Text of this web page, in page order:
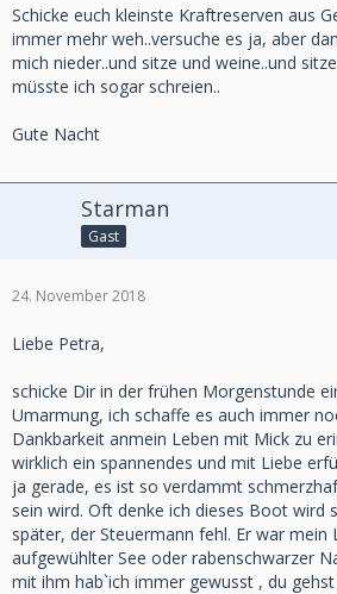
Schicke euch kleinste Kraftreserven aus
immer mehr weh..versuche es ja, aber
mich nieder..und sitze und weine..und
müsste ich sogar schreien..
Gute Nacht
Starman
Gast
24. November 2018
Liebe Petra,
schicke Dir in der frühen Morgenstunde
Umarmung, ich schaffe es auch immer
Dankbarkeit anmein Leben mit Mick zu
wirklich ein spannendes und mit Liebe
ja gerade, es ist so verdammt
sein wird. Oft denke ich dieses Boot wird
später, der Steuermann fehl. Er war mein
aufgewühlter See oder rabenschwarzer
mit ihm hab`ich immer gewusst , du